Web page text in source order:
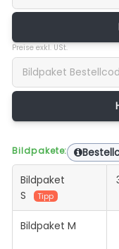
Preise exkl. USt.
Bildpakete:
Bildpaket
S
Tipp
Bildpaket M